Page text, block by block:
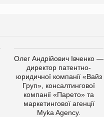
Олег Андрійович Івченко —
директор патентно-
юридичної компанії «Вайз
Груп», консалтингової
компанії «Парето» та
маркетингової агенції
Myka Agency.